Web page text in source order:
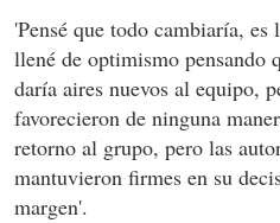
'Pensé que todo cambiaría, es
llené de optimismo pensando
daría aires nuevos al equipo,
favorecieron de ninguna
retorno al grupo, pero las
mantuvieron firmes en su
margen'.